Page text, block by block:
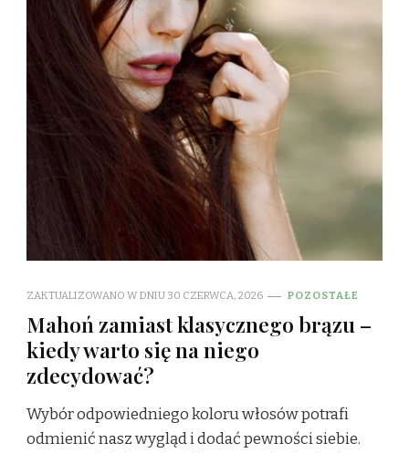
ZAKTUALIZOWANO W DNIU 30 CZERWCA, 2026 POZOSTAŁE
Mahoń zamiast klasycznego brązu –
kiedy warto się na niego
zdecydować?
Wybór odpowiedniego koloru włosów potrafi
odmienić nasz wygląd i dodać pewności siebie.